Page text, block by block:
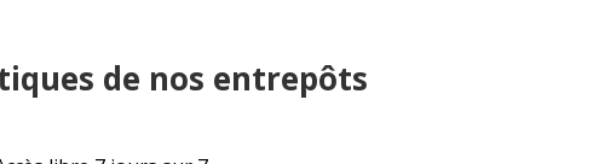
de nos entrepôts